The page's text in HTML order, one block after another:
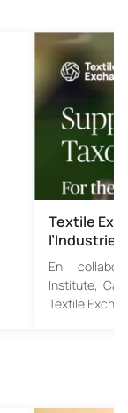
Textile
l’Industrie
En
Institute,
Textile